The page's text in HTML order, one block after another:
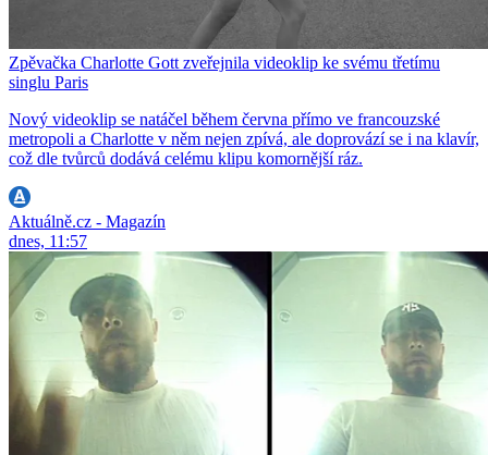
Zpěvačka Charlotte Gott zveřejnila videoklip ke svému třetímu
singlu Paris
Nový videoklip se natáčel během června přímo ve francouzské
metropoli a Charlotte v něm nejen zpívá, ale doprovází se i na klavír,
což dle tvůrců dodává celému klipu komornější ráz.
Aktuálně.cz - Magazín
dnes, 11:57